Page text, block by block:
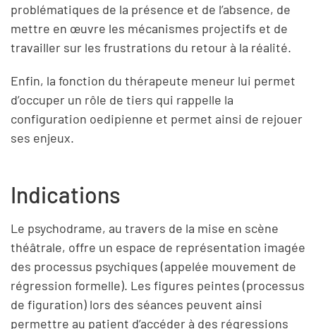
problématiques de la présence et de l’absence, de
mettre en œuvre les mécanismes projectifs et de
travailler sur les frustrations du retour à la réalité.
Enfin, la fonction du thérapeute meneur lui permet
d’occuper un rôle de tiers qui rappelle la
configuration oedipienne et permet ainsi de rejouer
ses enjeux.
Indications
Le psychodrame, au travers de la mise en scène
théâtrale, offre un espace de représentation imagée
des processus psychiques (appelée mouvement de
régression formelle). Les figures peintes (processus
de figuration) lors des séances peuvent ainsi
permettre au patient d’accéder à des régressions